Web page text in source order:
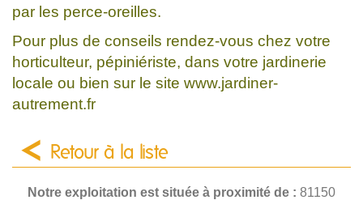
par les perce-oreilles.
Pour plus de conseils rendez-vous chez votre
horticulteur, pépiniériste, dans votre jardinerie
locale ou bien sur le site www.jardiner-
autrement.fr
Retour à la liste
Notre exploitation est située à proximité de : 81150